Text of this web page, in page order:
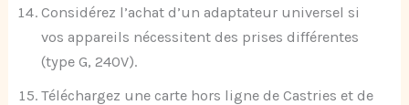
Considérez l’achat d’un adaptateur universel si
vos appareils nécessitent des prises différentes
(type G, 240V).
Téléchargez une carte hors ligne de Castries et de